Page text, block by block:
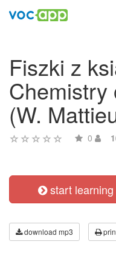
Fiszki z
Chemistry
(W.
0
start learning
download mp3